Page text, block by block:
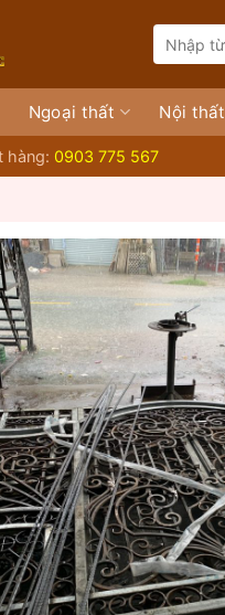
for:
Ngoại thất Nội thất
hàng: 0903 775 567